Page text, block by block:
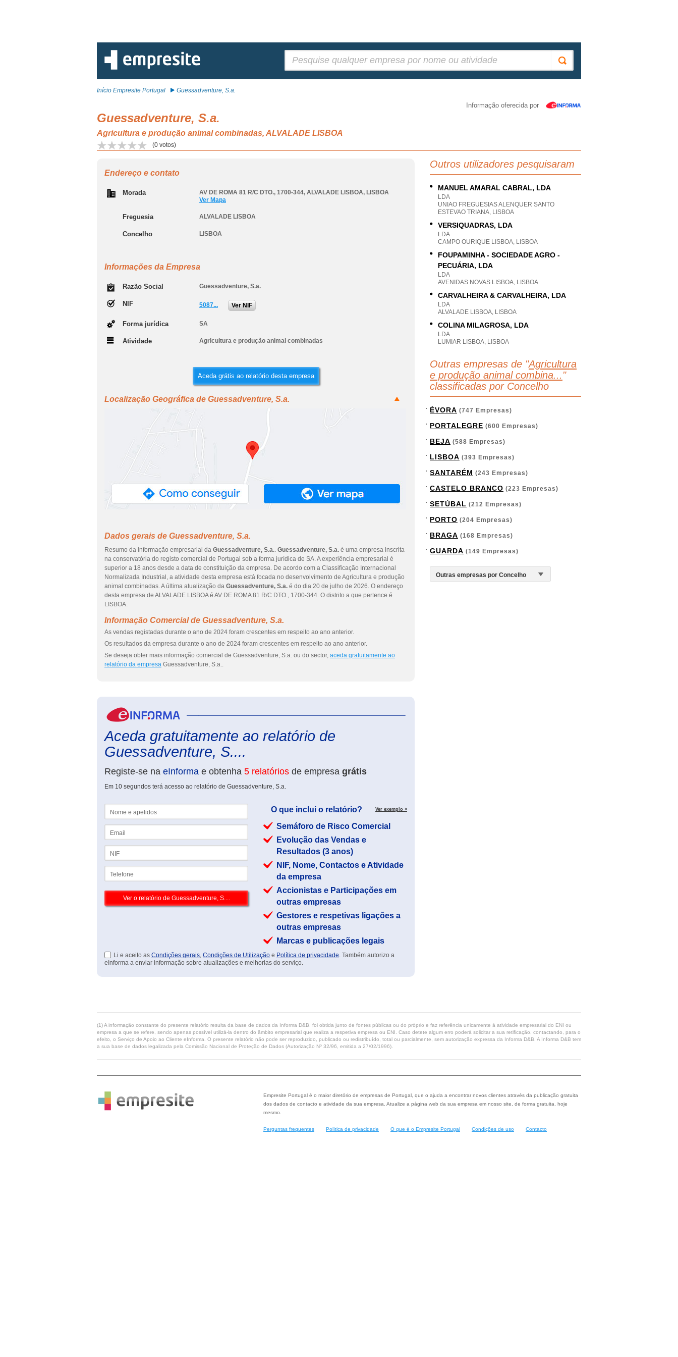
Início Empresite Portugal Guessadventure, S.a.
Informação oferecida por
Guessadventure, S.a.
Agricultura e produção animal combinadas, ALVALADE LISBOA
(0 votos)
Endereço e contato
Morada AV DE ROMA 81 R/C DTO., 1700-344, ALVALADE LISBOA, LISBOA
Ver Mapa
Freguesia ALVALADE LISBOA
Concelho LISBOA
Informações da Empresa
Razão Social Guessadventure, S.a.
NIF 5087... Ver NIF
Forma jurídica SA
Atividade Agricultura e produção animal combinadas
Aceda grátis ao relatório desta empresa
Localização Geográfica de Guessadventure, S.a.
Dados gerais de Guessadventure, S.a.
Resumo da informação empresarial da Guessadventure, S.a.. Guessadventure, S.a. é uma empresa inscrita
na conservatória do registo comercial de Portugal sob a forma jurídica de SA. A experiência empresarial é
superior a 18 anos desde a data de constituição da empresa. De acordo com a Classificação Internacional
Normalizada Industrial, a atividade desta empresa está focada no desenvolvimento de Agricultura e produção
animal combinadas. A última atualização da Guessadventure, S.a. é do dia 20 de julho de 2026. O endereço
desta empresa de ALVALADE LISBOA é AV DE ROMA 81 R/C DTO., 1700-344. O distrito a que pertence é
LISBOA.
Informação Comercial de Guessadventure, S.a.
As vendas registadas durante o ano de 2024 foram crescentes em respeito ao ano anterior.
Os resultados da empresa durante o ano de 2024 foram crescentes em respeito ao ano anterior.
Se deseja obter mais informação comercial de Guessadventure, S.a. ou do sector, aceda gratuitamente ao
relatório da empresa Guessadventure, S.a..
Aceda gratuitamente ao relatório de
Guessadventure, S....
Registe-se na eInforma e obtenha 5 relatórios de empresa grátis
Em 10 segundos terá acesso ao relatório de Guessadventure, S.a.
O que inclui o relatório? Ver exemplo >
Semáforo de Risco Comercial
Evolução das Vendas e
Resultados (3 anos)
NIF, Nome, Contactos e Atividade
da empresa
Accionistas e Participações em
outras empresas
Gestores e respetivas ligações a
outras empresas
Marcas e publicações legais
Li e aceito as Condições gerais, Condições de Utilização e Política de privacidade. Também autorizo a
eInforma a enviar informação sobre atualizações e melhorias do serviço.
Outros utilizadores pesquisaram
MANUEL AMARAL CABRAL, LDA
LDA
UNIAO FREGUESIAS ALENQUER SANTO
ESTEVAO TRIANA, LISBOA
VERSIQUADRAS, LDA
LDA
CAMPO OURIQUE LISBOA, LISBOA
FOUPAMINHA - SOCIEDADE AGRO -
PECUÁRIA, LDA
LDA
AVENIDAS NOVAS LISBOA, LISBOA
CARVALHEIRA & CARVALHEIRA, LDA
LDA
ALVALADE LISBOA, LISBOA
COLINA MILAGROSA, LDA
LDA
LUMIAR LISBOA, LISBOA
Outras empresas de "Agricultura
e produção animal combina... "
classificadas por Concelho
ÉVORA (747 Empresas)
PORTALEGRE (600 Empresas)
BEJA (588 Empresas)
LISBOA (393 Empresas)
SANTARÉM (243 Empresas)
CASTELO BRANCO (223 Empresas)
SETÚBAL (212 Empresas)
PORTO (204 Empresas)
BRAGA (168 Empresas)
GUARDA (149 Empresas)
(1) A informação constante do presente relatório resulta da base de dados da Informa D&B, foi obtida junto de fontes públicas ou do próprio e faz referência unicamente à atividade empresarial do ENI ou
empresa a que se refere, sendo apenas possível utilizá-la dentro do âmbito empresarial que realiza a respetiva empresa ou ENI. Caso detete algum erro poderá solicitar a sua retificação, contactando, para o
efeito, o Serviço de Apoio ao Cliente eInforma. O presente relatório não pode ser reproduzido, publicado ou redistribuído, total ou parcialmente, sem autorização expressa da Informa D&B. A Informa D&B tem
a sua base de dados legalizada pela Comissão Nacional de Proteção de Dados (Autorização Nº 32/96, emitida a 27/02/1996).
Empresite Portugal é o maior diretório de empresas de Portugal, que o ajuda a encontrar novos clientes através da publicação gratuita
dos dados de contacto e atividade da sua empresa. Atualize a página web da sua empresa em nosso site, de forma gratuita, hoje
mesmo.
Perguntas frequentes Política de privacidade O que é o Empresite Portugal Condições de uso Contacto